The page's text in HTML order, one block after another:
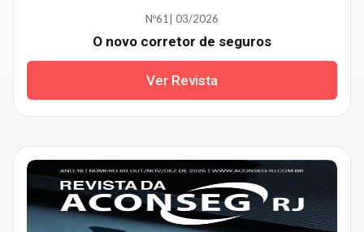
Nº61| 03/2026
O novo corretor de seguros
Ver Revista